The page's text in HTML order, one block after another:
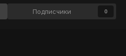
Подписчики 0